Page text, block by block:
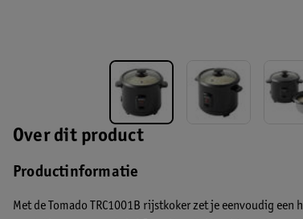
Over dit product
Productinformatie
Met de Tomado TRC1001B rijstkoker zet je eenvoudig